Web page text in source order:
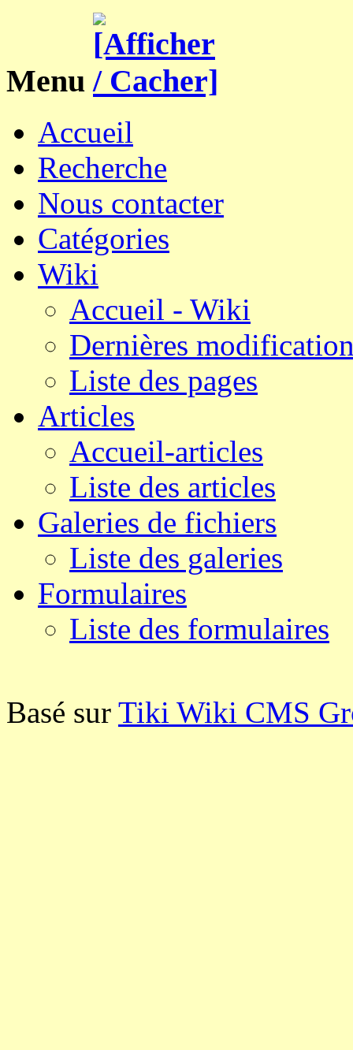
Menu
Accueil
Recherche
Nous contacter
Catégories
Wiki
Accueil - Wiki
Dernières
Liste des pages
Articles
Accueil-articles
Liste des articles
Galeries de fichiers
Liste des galeries
Formulaires
Liste des formulaires
Basé sur Tiki Wiki CMS